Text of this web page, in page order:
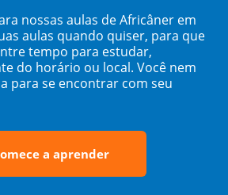
nossas aulas de Africâner em
aulas quando quiser, para que
tempo para estudar,
do horário ou local. Você nem
para se encontrar com seu
a aprender